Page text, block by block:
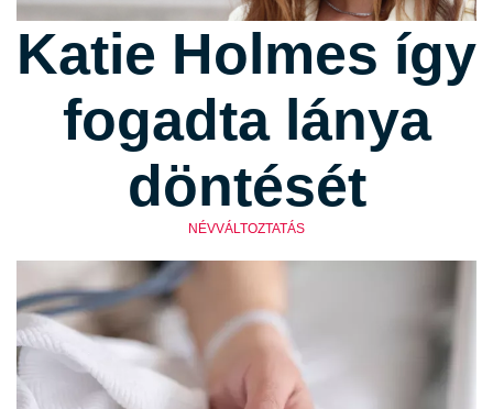
Katie Holmes így
fogadta lánya
döntését
NÉVVÁLTOZTATÁS